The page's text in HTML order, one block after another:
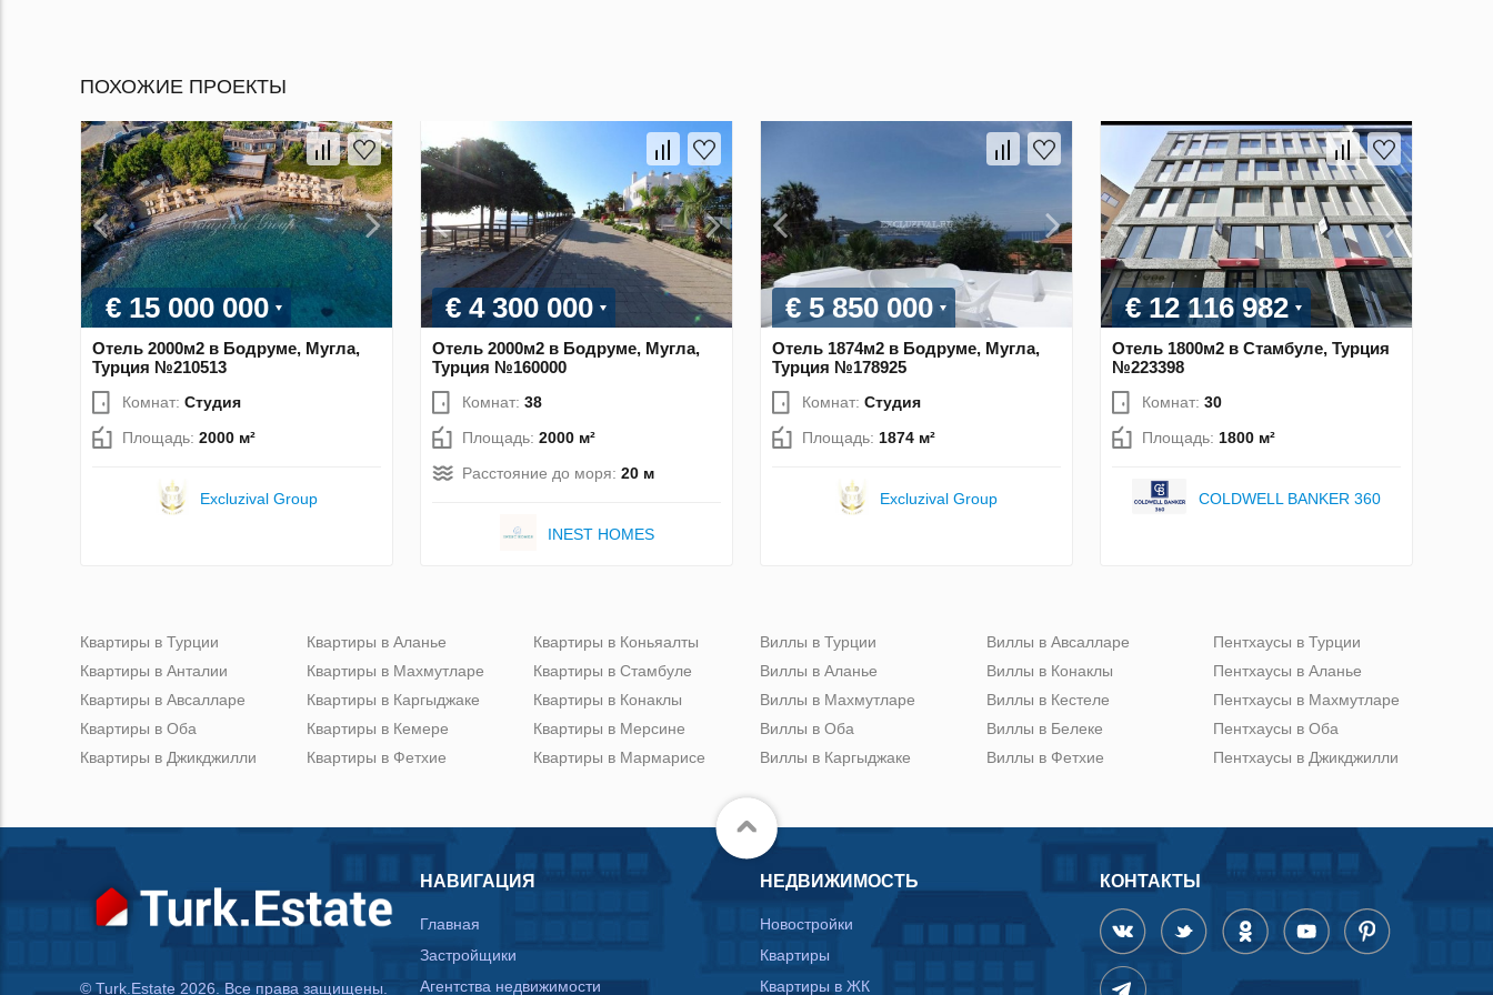
ПОХОЖИЕ ПРОЕКТЫ
€ 15 000 000
Отель 2000м2 в Бодруме, Мугла,
Турция №210513
Комнат: Студия
Площадь: 2000 м²
Excluzival Group
€ 4 300 000
Отель 2000м2 в Бодруме, Мугла,
Турция №160000
Комнат: 38
Площадь: 2000 м²
Расстояние до моря: 20 м
INEST HOMES
€ 5 850 000
Отель 1874м2 в Бодруме, Мугла,
Турция №178925
Комнат: Студия
Площадь: 1874 м²
Excluzival Group
€ 12 116 982
Отель 1800м2 в Стамбуле, Турция
№223398
Комнат: 30
Площадь: 1800 м²
COLDWELL BANKER 360
Квартиры в Турции
Квартиры в Анталии
Квартиры в Авсалларе
Квартиры в Оба
Квартиры в Джикджилли
Квартиры в Аланье
Квартиры в Махмутларе
Квартиры в Каргыджаке
Квартиры в Кемере
Квартиры в Фетхие
Квартиры в Коньяалты
Квартиры в Стамбуле
Квартиры в Конаклы
Квартиры в Мерсине
Квартиры в Мармарисе
Виллы в Турции
Виллы в Аланье
Виллы в Махмутларе
Виллы в Оба
Виллы в Каргыджаке
Виллы в Авсалларе
Виллы в Конаклы
Виллы в Кестеле
Виллы в Белеке
Виллы в Фетхие
Пентхаусы в Турции
Пентхаусы в Аланье
Пентхаусы в Махмутларе
Пентхаусы в Оба
Пентхаусы в Джикджилли
© Turk.Estate 2026. Все права защищены.
НАВИГАЦИЯ
Главная
Застройщики
Агентства недвижимости
НЕДВИЖИМОСТЬ
Новостройки
Квартиры
Квартиры в ЖК
КОНТАКТЫ